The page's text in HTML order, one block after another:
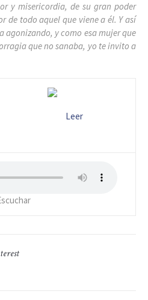
y misericordia, de su gran poder
de todo aquel que viene a él. Y así
y como esa mujer que
que no sanaba, yo te invito a
Leer